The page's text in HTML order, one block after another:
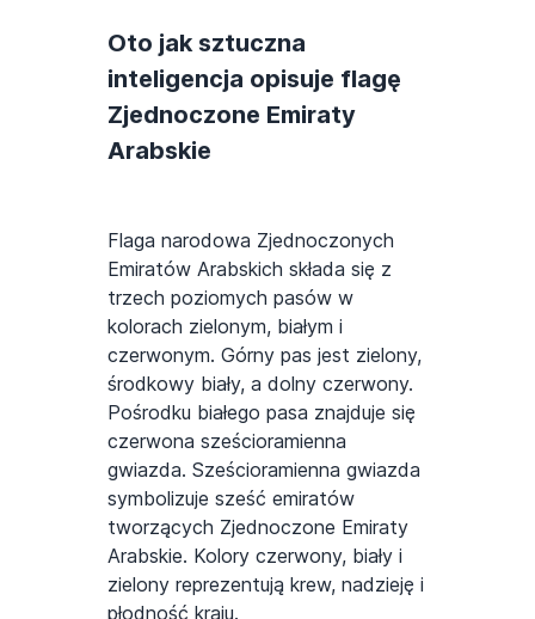
Oto jak sztuczna
inteligencja opisuje flagę
Zjednoczone Emiraty
Arabskie
Flaga narodowa Zjednoczonych
Emiratów Arabskich składa się z
trzech poziomych pasów w
kolorach zielonym, białym i
czerwonym. Górny pas jest zielony,
środkowy biały, a dolny czerwony.
Pośrodku białego pasa znajduje się
czerwona sześcioramienna
gwiazda. Sześcioramienna gwiazda
symbolizuje sześć emiratów
tworzących Zjednoczone Emiraty
Arabskie. Kolory czerwony, biały i
zielony reprezentują krew, nadzieję i
płodność kraju.